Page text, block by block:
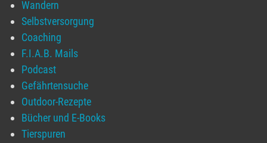
Wandern
Selbstversorgung
Coaching
F.I.A.B. Mails
Podcast
Gefährtensuche
Outdoor-Rezepte
Bücher und E-Books
Tierspuren